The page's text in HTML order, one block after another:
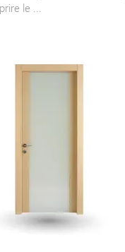
le ...